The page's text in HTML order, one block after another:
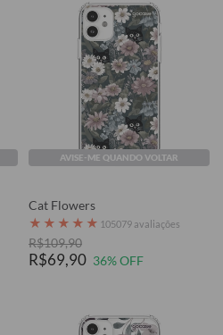
AVISE-ME QUANDO VOLTAR
Cat Flowers
★ ★ ★ ★ ★ 105079 avaliações
R$109,90
R$69,90 36% OFF